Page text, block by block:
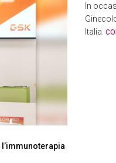
In
Italia.